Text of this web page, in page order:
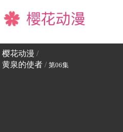
樱花动漫
樱花动漫 /
黄泉的使者 / 第06集